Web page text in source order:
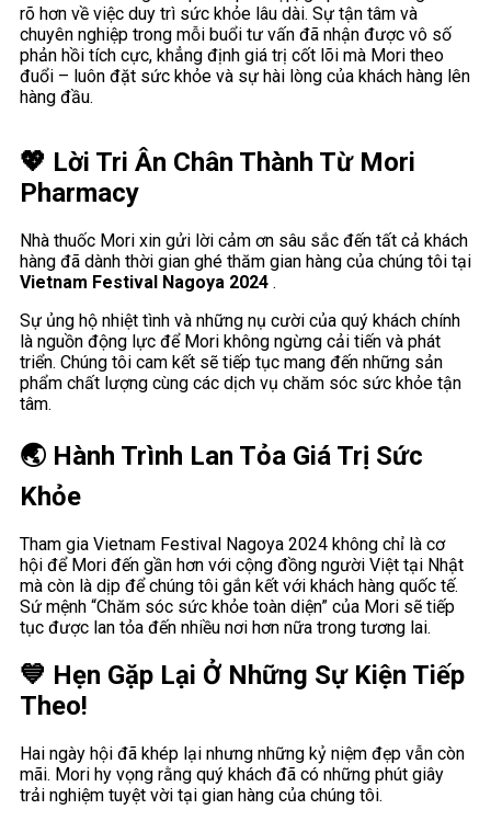
rõ hơn về việc duy trì sức khỏe lâu dài. Sự tận tâm và
chuyên nghiệp trong mỗi buổi tư vấn đã nhận được vô số
phản hồi tích cực, khẳng định giá trị cốt lõi mà Mori theo
đuổi – luôn đặt sức khỏe và sự hài lòng của khách hàng lên
hàng đầu.
💖 Lời Tri Ân Chân Thành Từ Mori
Pharmacy
Nhà thuốc Mori xin gửi lời cảm ơn sâu sắc đến tất cả khách
hàng đã dành thời gian ghé thăm gian hàng của chúng tôi tại
Vietnam Festival Nagoya 2024 .
Sự ủng hộ nhiệt tình và những nụ cười của quý khách chính
là nguồn động lực để Mori không ngừng cải tiến và phát
triển. Chúng tôi cam kết sẽ tiếp tục mang đến những sản
phẩm chất lượng cùng các dịch vụ chăm sóc sức khỏe tận
tâm.
🌏 Hành Trình Lan Tỏa Giá Trị Sức
Khỏe
Tham gia Vietnam Festival Nagoya 2024 không chỉ là cơ
hội để Mori đến gần hơn với cộng đồng người Việt tại Nhật
mà còn là dịp để chúng tôi gắn kết với khách hàng quốc tế.
Sứ mệnh “Chăm sóc sức khỏe toàn diện” của Mori sẽ tiếp
tục được lan tỏa đến nhiều nơi hơn nữa trong tương lai.
💙 Hẹn Gặp Lại Ở Những Sự Kiện Tiếp
Theo!
Hai ngày hội đã khép lại nhưng những kỷ niệm đẹp vẫn còn
mãi. Mori hy vọng rằng quý khách đã có những phút giây
trải nghiệm tuyệt vời tại gian hàng của chúng tôi.